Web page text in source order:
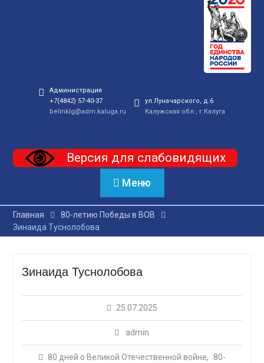
Администрация
+7(4842) 57-40-37
belinklg@adm.kaluga.ru
ул.Луначарского, д.6
Калужская обл., г.Калуга
Версия для слабовидящих
Меню
Главная
80-летию Победы в ВОВ
Зинаида Туснолобова
Зинаида Туснолобова
25.07.2025
admin
80 дней о Великой Отечественной войне,
80-